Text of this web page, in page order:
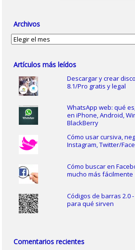
Archivos
Archivos
Artículos más leídos
Descargar y crear
8.1/Pro gratis y legal
WhatsApp web: qué
en iPhone, Android,
BlackBerry
Cómo usar cursiva,
Instagram, Twitter/
Cómo buscar en
mucho más fácilmente
Códigos de barras 2.0
para qué sirven
Comentarios recientes